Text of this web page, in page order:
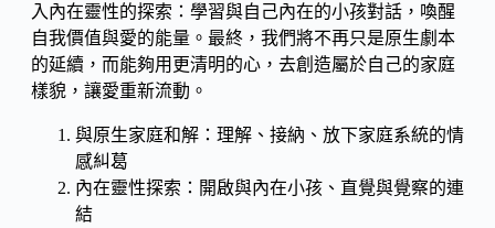
入內在靈性的探索：學習與自己內在的小孩對話，喚醒
自我價值與愛的能量。最終，我們將不再只是原生劇本
的延續，而能夠用更清明的心，去創造屬於自己的家庭
樣貌，讓愛重新流動。
與原生家庭和解：理解、接納、放下家庭系統的情
感糾葛
內在靈性探索：開啟與內在小孩、直覺與覺察的連
結